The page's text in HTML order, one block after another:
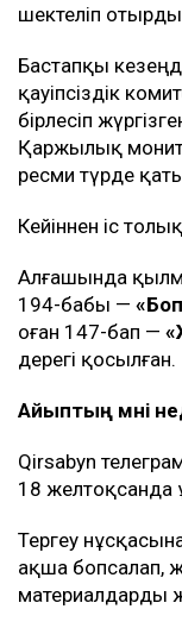
шектеліп
Бастапқы
қауіпсіздік
бірлесіп
Қаржылық
ресми түрде
Кейіннен іс
Алғашында
194-бабы —
оған 147-бап —
дерегі қосылған.
Айыптың мәні
Qirsabyn
18 желтоқсанда
Тергеу
ақша бопсалап,
материалдарды